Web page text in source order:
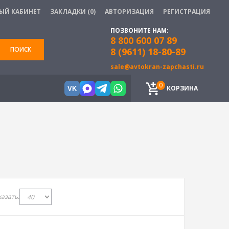
КАБИНЕТ ЗАКЛАДКИ (0) АВТОРИЗАЦИЯ РЕГИСТРАЦИЯ
ПОИСК
ПОЗВОНИТЕ НАМ:
8 800 600 07 89
8 (9611) 18-80-89
sale@avtokran-zapchasti.ru
VK КОРЗИНА
0